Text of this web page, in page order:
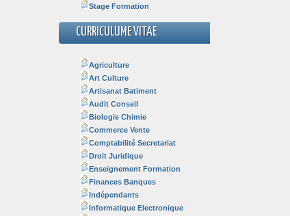
Stage Formation
CURRICULUME VITAE
Agriculture
Art Culture
Artisanat Batiment
Audit Conseil
Biologie Chimie
Commerce Vente
Comptabilité Secretariat
Droit Juridique
Enseignement Formation
Finances Banques
Indépendants
Informatique Electronique